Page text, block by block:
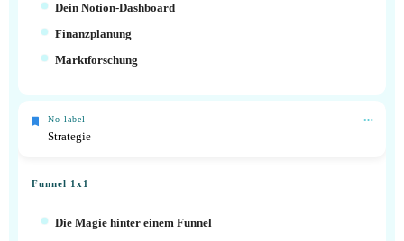
Dein Notion-Dashboard
Finanzplanung
Marktforschung
No label
Strategie
Funnel 1x1
Die Magie hinter einem Funnel